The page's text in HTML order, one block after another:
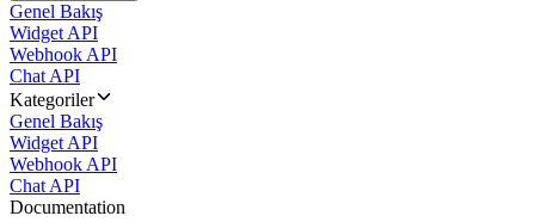
Genel Bakış
Widget API
Webhook API
Chat API
Kategoriler
Genel Bakış
Widget API
Webhook API
Chat API
Documentation